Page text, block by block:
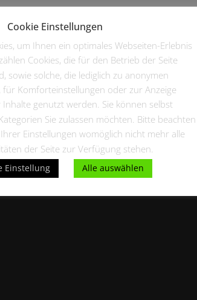
providing quality doohickeys to the public ever
does all kinds of awesome things for the
this page and create new pages for your
Cookie Einstellungen
um Ihnen ein optimales Webseiten-Erlebnis
Cookies, die für den Betrieb der Seite
sowie solche, die lediglich zu anonymen
für Komforteinstellungen oder zur Anzeige
genutzt werden. Sie können selbst
Sie zulassen möchten. Bitte beachten
Ihrer Einstellungen womöglich nicht mehr alle
der Seite zur Verfügung stehen.
Einstellung Alle auswählen